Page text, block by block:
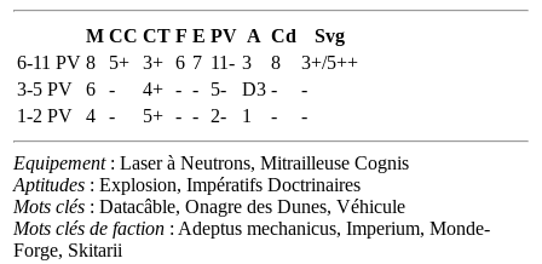
M CC CT F E PV A Cd
Svg
6-11 PV 8 5+ 3+ 6 7 11- 3 8
3+/5++
3-5 PV
6 - 4+ - - 5- D3 -
-
1-2 PV
4 - 5+ - - 2- 1 - -
Equipement: Laser à Neutrons, Mitrailleuse Cognis
Aptitudes : Explosion, Impératifs Doctrinaires
Mots clés : Datacâble, Onagre des Dunes, Véhicule
Mots clés de faction : Adeptus mechanicus, Imperium, Monde-
Forge, Skitarii